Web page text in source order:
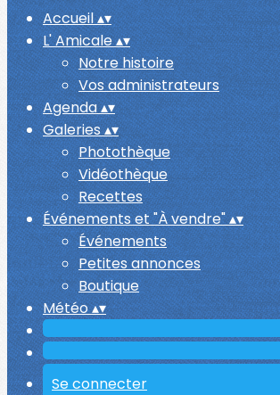
Accueil▴▾
L' Amicale▴▾
Notre histoire
Vos administrateurs
Agenda▴▾
Galeries▴▾
Photothèque
Vidéothèque
Recettes
Événements et "À vendre"▴▾
Événements
Petites annonces
Boutique
Météo▴▾
Se connecter